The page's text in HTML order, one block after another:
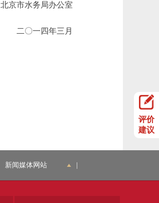
北京市水务局办公室
二〇一四年三月
评价
建议
新闻媒体网站